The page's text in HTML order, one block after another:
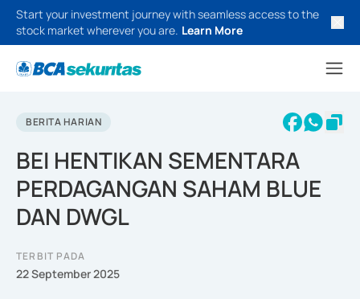
Start your investment journey with seamless access to the
stock market wherever you are. Learn More
BERITA HARIAN
BEI HENTIKAN SEMENTARA
PERDAGANGAN SAHAM BLUE
DAN DWGL
TERBIT PADA
22 September 2025